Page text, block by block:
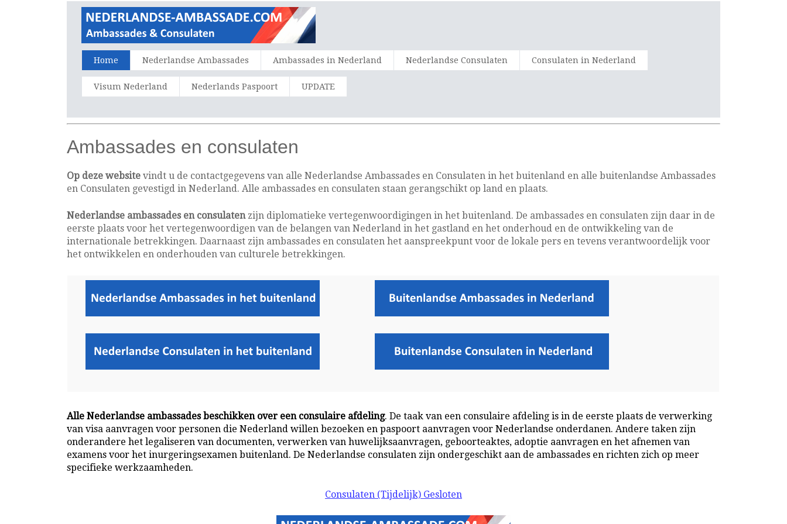
Home Nederlandse Ambassades Ambassades in Nederland Nederlandse Consulaten Consulaten in Nederland
Visum Nederland Nederlands Paspoort UPDATE
Ambassades en consulaten
Op deze website vindt u de contactgegevens van alle Nederlandse Ambassades en Consulaten in het buitenland en alle buitenlandse Ambassades
en Consulaten gevestigd in Nederland. Alle ambassades en consulaten staan gerangschikt op land en plaats.
Nederlandse ambassades en consulatenzijn diplomatieke vertegenwoordigingen in het buitenland. De ambassades en consulaten zijn daar in de
eerste plaats voor het vertegenwoordigen van de belangen van Nederland in het gastland en het onderhoud en de ontwikkeling van de
internationale betrekkingen. Daarnaast zijn ambassades en consulaten het aanspreekpunt voor de lokale pers en tevens verantwoordelijk voor
het ontwikkelen en onderhouden van culturele betrekkingen.
Alle Nederlandse ambassades beschikken over een consulaire afdeling. De taak van een consulaire afdeling is in de eerste plaats de verwerking
van visa aanvragen voor personen die Nederland willen bezoeken en paspoort aanvragen voor Nederlandse onderdanen. Andere taken zijn
onderandere het legaliseren van documenten, verwerken van huwelijksaanvragen, geboorteaktes, adoptie aanvragen en het afnemen van
examens voor het inurgeringsexamen buitenland. De Nederlandse consulaten zijn ondergeschikt aan de ambassades en richten zich op meer
specifieke werkzaamheden.
Consulaten (Tijdelijk) Gesloten